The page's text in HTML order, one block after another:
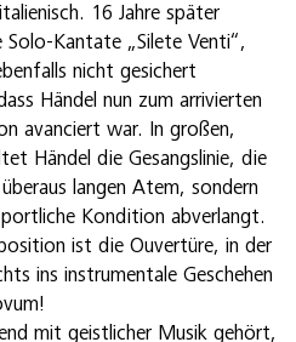
16 Jahre später
Solo-Kantate „Silete Venti“,
nicht gesichert
Händel nun zum arrivierten
avanciert war. In großen,
Händel die Gesangslinie, die
langen Atem, sondern
Kondition abverlangt.
ist die Ouvertüre, in der
ins instrumentale Geschehen
mit geistlicher Musik gehört,